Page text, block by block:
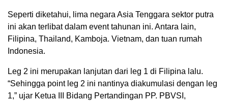
Seperti diketahui, lima negara Asia Tenggara sektor putra
ini akan terlibat dalam event tahunan ini. Antara lain,
Filipina, Thailand, Kamboja. Vietnam, dan tuan rumah
Indonesia.
Leg 2 ini merupakan lanjutan dari leg 1 di Filipina lalu.
“Sehingga point leg 2 ini nantinya diakumulasi dengan leg
1,” ujar Ketua III Bidang Pertandingan PP. PBVSI,